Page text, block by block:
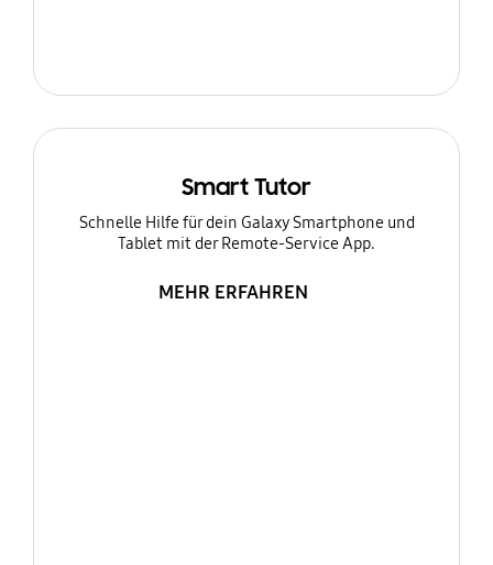
Smart Tutor
Schnelle Hilfe für dein Galaxy Smartphone und
Tablet mit der Remote-Service App.
MEHR ERFAHREN